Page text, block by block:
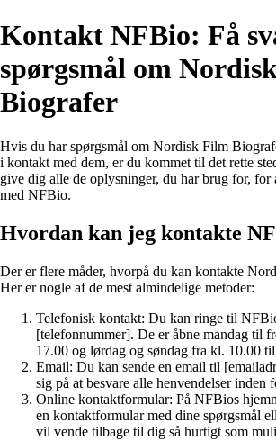
Kontakt NFBio: Få
spørgsmål om
Biografer
Hvis du har spørgsmål om Nordisk Film
i kontakt med dem, er du kommet til det rette
give dig alle de oplysninger, du har brug for, for
med NFBio.
Hvordan kan jeg kontakte
Der er flere måder, hvorpå du kan kontakte
Her er nogle af de mest almindelige metoder:
Telefonisk kontakt: Du kan ringe til
[telefonnummer]. De er åbne mandag til
17.00 og lørdag og søndag fra kl. 10.00
Email: Du kan sende en email til
sig på at besvare alle henvendelser inden
Online kontaktformular: På NFBios
en kontaktformular med dine spørgsmål
vil vende tilbage til dig så hurtigt som